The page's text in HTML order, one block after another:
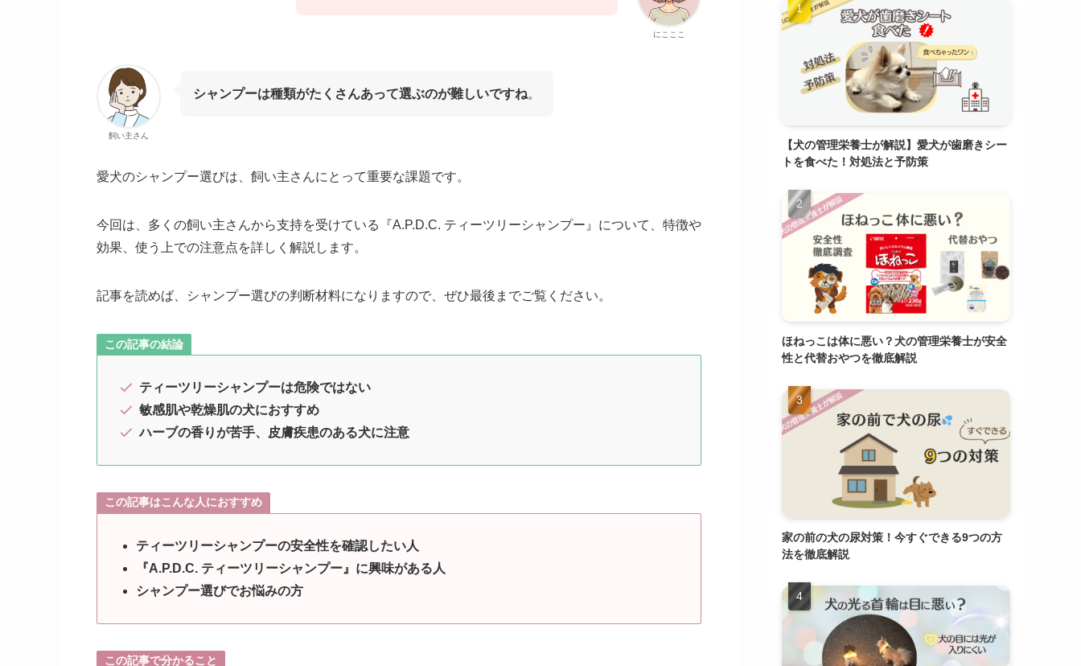
にこここ
飼い主さん
シャンプーは種類がたくさんあって選ぶのが難しいですね。
愛犬のシャンプー選びは、飼い主さんにとって重要な課題です。
今回は、多くの飼い主さんから支持を受けている『A.P.D.C. ティーツリーシャンプー』について、特徴や
効果、使う上での注意点を詳しく解説します。
記事を読めば、 シャンプー選びの判断材料になりますので、ぜひ最後までご覧ください。
この記事の結論
ティーツリーシャンプーは危険ではない
敏感肌や乾燥肌の犬におすすめ
ハーブの香りが苦手、皮膚疾患のある犬に注意
この記事はこんな人におすすめ
ティーツリーシャンプーの安全性を確認したい人
『A.P.D.C. ティーツリーシャンプー』に興味がある人
シャンプー選びでお悩みの方
この記事で分かること
【犬の管理栄養士が解説】愛犬が歯磨きシー
トを食べた！対処法と予防策
ほねっこは体に悪い？犬の管理栄養士が安全
性と代替おやつを徹底解説
家の前の犬の尿対策！今すぐできる9つの方
法を徹底解説